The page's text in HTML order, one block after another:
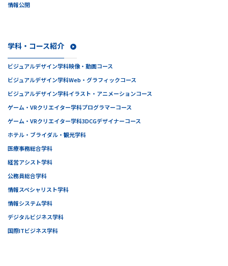
情報公開
学科・コース紹介
ビジュアルデザイン学科映像・動画コース
ビジュアルデザイン学科Web・グラフィックコース
ビジュアルデザイン学科イラスト・アニメーションコース
ゲーム・VRクリエイター学科プログラマーコース
ゲーム・VRクリエイター学科3DCGデザイナーコース
ホテル・ブライダル・観光学科
医療事務総合学科
経営アシスト学科
公務員総合学科
情報スペシャリスト学科
情報システム学科
デジタルビジネス学科
国際ITビジネス学科